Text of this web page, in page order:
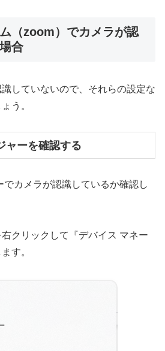
（zoom）でカメラが認
合
していないので、それらの設定な
う。
ャーを確認する
でカメラが認識しているか確認し
クリックして『デバイス マネー
す。